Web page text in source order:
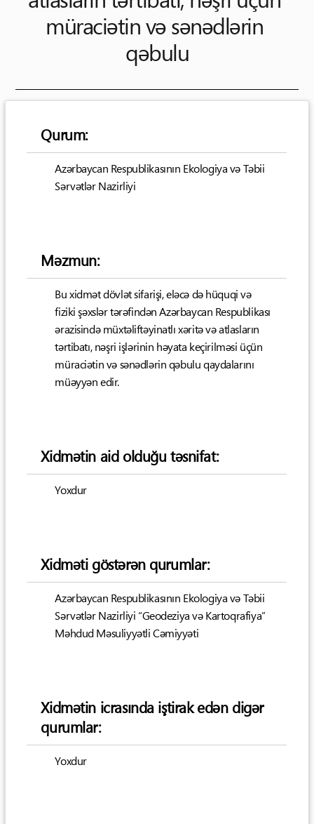
müraciətin və sənədlərin
qəbulu
Qurum:
Azərbaycan Respublikasının Ekologiya və Təbii
Sərvətlər Nazirliyi
Məzmun:
Bu xidmət dövlət sifarişi, eləcə də hüquqi və
fiziki şəxslər tərəfindən Azərbaycan Respublikası
ərazisində müxtəliftəyinatlı xəritə və atlasların
tərtibatı, nəşri işlərinin həyata keçirilməsi üçün
müraciətin və sənədlərin qəbulu qaydalarını
müəyyən edir.
Xidmətin aid olduğu təsnifat:
Yoxdur
Xidməti göstərən qurumlar:
Azərbaycan Respublikasının Ekologiya və Təbii
Sərvətlər Nazirliyi “Geodeziya və Kartoqrafiya”
Məhdud Məsuliyyətli Cəmiyyəti
Xidmətin icrasında iştirak edən digər
qurumlar:
Yoxdur